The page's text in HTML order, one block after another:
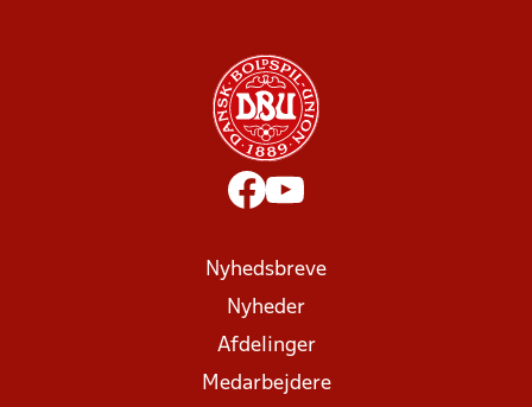
Nyhedsbreve
Nyheder
Afdelinger
Medarbejdere